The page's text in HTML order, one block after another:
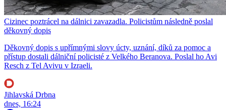
Cizinec poztrácel na dálnici zavazadla. Policistům následně poslal
děkovný dopis
Děkovný dopis s upřímnými slovy úcty, uznání, díků za pomoc a
přístup dostali dálniční policisté z Velkého Beranova. Poslal ho Avi
Resch z Tel Avivu v Izraeli.
Jihlavská Drbna
dnes, 16:24